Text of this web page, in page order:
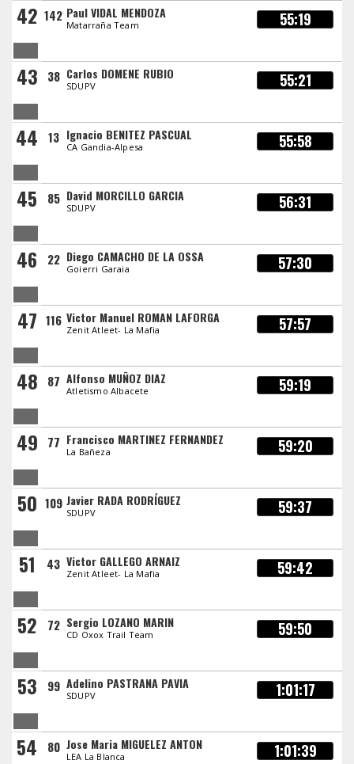
42 142 Paul VIDAL MENDOZA
Matarraña Team 55:19
43 38 Carlos DOMENE RUBIO
SDUPV 55:21
44 13 Ignacio BENITEZ PASCUAL
CA Gandia-Alpesa 55:58
45 85 David MORCILLO GARCIA
SDUPV 56:31
46 22 Diego CAMACHO DE LA OSSA
Goierri Garaia 57:30
47 116 Victor Manuel ROMAN LAFORGA
Zenit Atleet- La Mafia 57:57
48 87 Alfonso MUÑOZ DIAZ
Atletismo Albacete 59:19
49 77 Francisco MARTINEZ FERNANDEZ
La Bañeza 59:20
50 109 Javier RADA RODRÍGUEZ
SDUPV 59:37
51 43 Victor GALLEGO ARNAIZ
Zenit Atleet- La Mafia 59:42
52 72 Sergio LOZANO MARIN
CD Oxox Trail Team 59:50
53 99 Adelino PASTRANA PAVIA
SDUPV 1:01:17
54 80 Jose Maria MIGUELEZ ANTON
LEA La Blanca 1:01:39